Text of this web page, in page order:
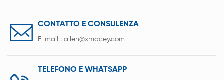
CONTATTO E CONSULENZA
E-mail : allen@xmacey.com
TELEFONO E WHATSAPP